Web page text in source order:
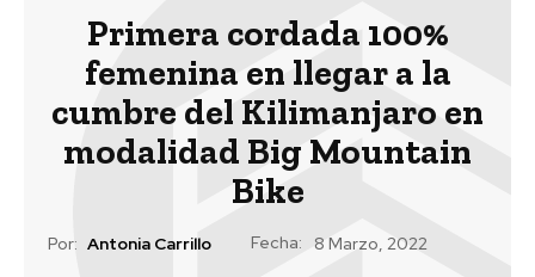
Primera cordada 100%
femenina en llegar a la
cumbre del Kilimanjaro en
modalidad Big Mountain
Bike
Por: Antonia Carrillo Fecha: 8 Marzo, 2022